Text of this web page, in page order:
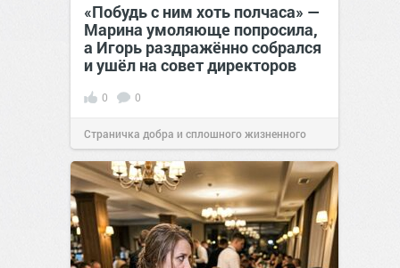
«Побудь с ним хоть полчаса» —
Марина умоляюще попросила,
а Игорь раздражённо собрался
и ушёл на совет директоров
0 0
Страничка добра и сплошного жизненного
позитива!19:38Вчера